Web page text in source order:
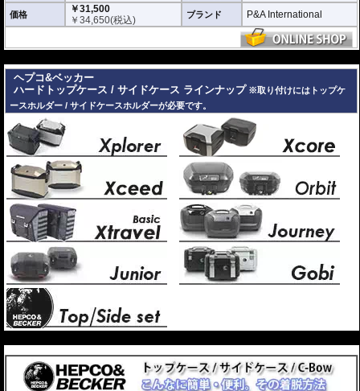
できません。
価格
￥31,500
￥34,650(税込) ブランド P&A International
ヘプコ&ベッカー
ハードトップケース / サイドケース ラインナップ ※取り付けにはトップケ
ースホルダー / サイドケースホルダーが必要です。